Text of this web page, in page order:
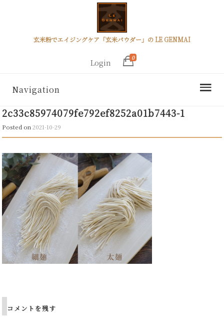
玄米粉でエイジングケア「玄米パウダー」の LE GENMAI
Login
0
Navigation
2c33c85974079fe792ef8252a01b7443-1
Posted on2021-10-29
コメントを残す